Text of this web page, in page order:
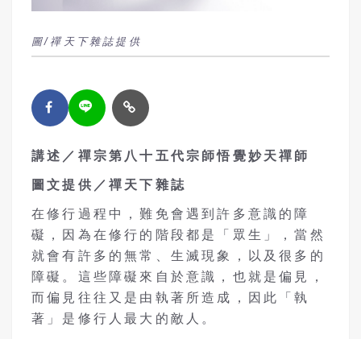
圖/禪天下雜誌提供
講述／禪宗第八十五代宗師悟覺妙天禪師
圖文提供／禪天下雜誌
在修行過程中，難免會遇到許多意識的障
礙，因為在修行的階段都是「眾生」，當然
就會有許多的無常、生滅現象，以及很多的
障礙。這些障礙來自於意識，也就是偏見，
而偏見往往又是由執著所造成，因此「執
著」是修行人最大的敵人。